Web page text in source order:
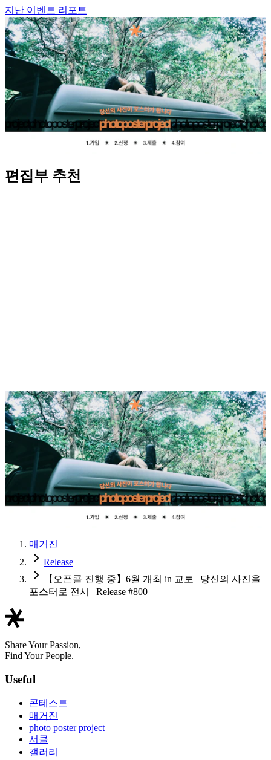
지난 이벤트 리포트
편집부 추천
매거진
Release
【오픈콜 진행 중】6월 개최 in 교토 | 당신의 사진을
포스터로 전시 | Release #800
Share Your Passion,
Find Your People.
Useful
콘테스트
매거진
photo poster project
서클
갤러리